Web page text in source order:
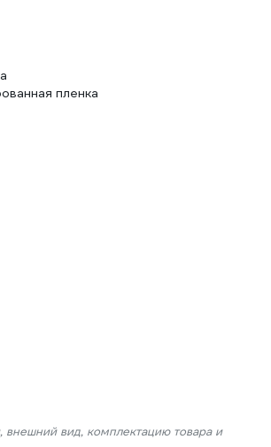
пленка
внешний вид, комплектацию товара и